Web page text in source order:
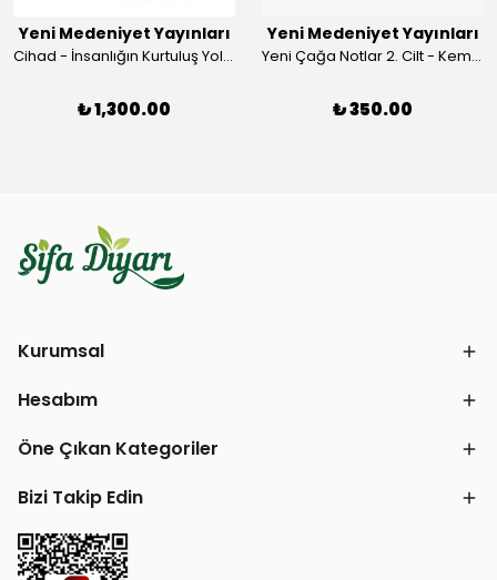
Yeni Medeniyet Yayınları
Cihad - İnsanlığın Kurtuluş Yolu - Kemal GÜÇLÜ
₺ 1,300.00
Yeni Medeniyet Yayınları
Yeni Çağa Notlar 2. Cilt - Kemal GÜÇLÜ
₺ 350.00
Kurumsal
Hesabım
Öne Çıkan Kategoriler
Bizi Takip Edin